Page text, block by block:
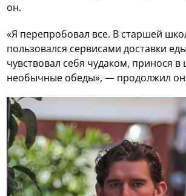
он.
«Я перепробовал все. В старшей
пользовался сервисами доставки
чувствовал себя чудаком, принося в
необычные обеды», — продолжил